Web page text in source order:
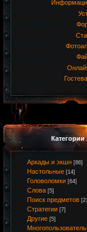
Категории
Аркады и экшн [86]
Настольные [14]
Головоломки [64]
Слова [5]
Поиск предметов
Стратегии [7]
Другие [5]